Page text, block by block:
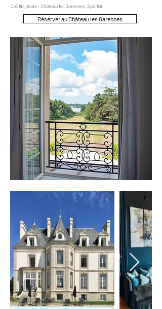
Crédits photo : Château les Garennes, Spotlist
Réserver au Château les Garennes